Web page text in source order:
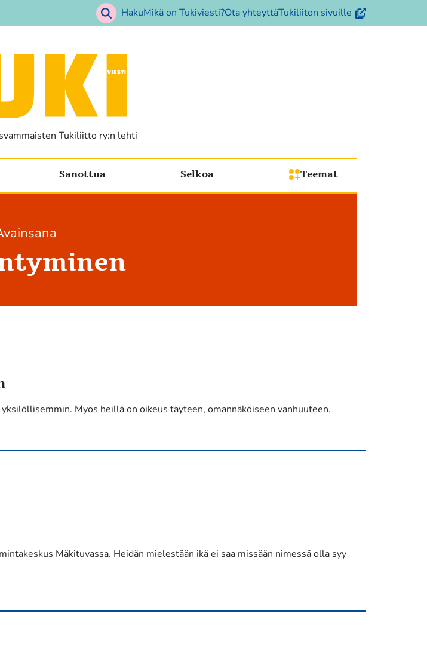
HakuMikä on Tukiviesti?Ota yhteyttäTukiliiton sivuille (avautuu
uuteen
Tukiliitto ry:n lehti
Sanottua Selkoa Teemat
Myös heillä on oikeus täyteen, omannäköiseen vanhuuteen.
Mäkituvassa. Heidän mielestään ikä ei saa missään nimessä olla syy